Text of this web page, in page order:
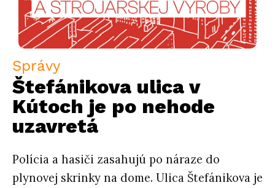
Správy
Štefánikova ulica v
Kútoch je po nehode
uzavretá
Polícia a hasiči zasahujú po náraze do
plynovej skrinky na dome. Ulica Štefánikova je